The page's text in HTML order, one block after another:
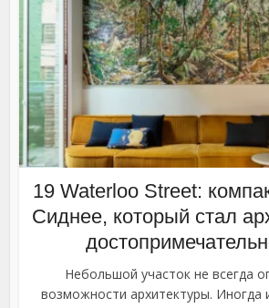
19 Waterloo Street:
Сиднее, который стал
Небольшой участок не всегда
возможности архитектуры. Иногда